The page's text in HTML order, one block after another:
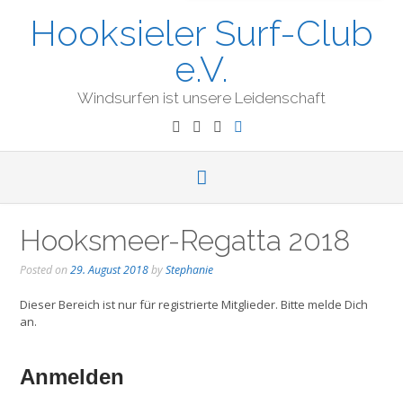
Hooksieler Surf-Club
e.V.
Windsurfen ist unsere Leidenschaft
Hooksmeer-Regatta 2018
Posted on29. August 2018byStephanie
Dieser Bereich ist nur für registrierte Mitglieder. Bitte melde Dich
an.
Anmelden